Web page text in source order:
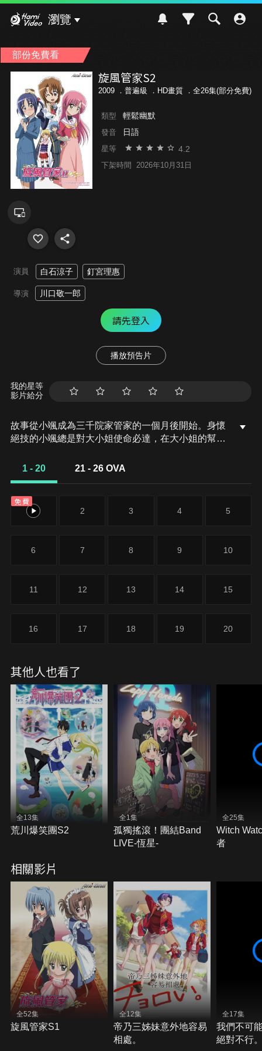
瀏覽
部份免費看
旋風管家S2
2009 ． 普遍級 ．HD畫質 ．全26集(部分免費)
類型 輕鬆幽默
發音 日語
星等 4.2
下架時間 2026年10月31日
演員 白石涼子 釘宮理惠
導演 川口敬一郎
請先登入
播放預告片
我的星等
影片給分
故事從小颯成為三千院家管家的一個月後開始。身懷
絕技的小颯總是對大小姐使命必達，在大小姐的幫忙
關係而認識了許多行為怪異的同學，而另一方面也因
1 - 20 21 - 26 OVA
免費
1 2 3 4 5
6 7 8 9 10
11 12 13 14 15
16 17 18 19 20
其他人也看了
全13集
荒川爆笑團S2
全1集
孤獨搖滾！團結Band
LIVE-恆星-
全25集
Witch
者
相關影片
全52集
旋風管家S1
全12集
帝乃三姊妹意外地容易
相處。
全17集
我們不可
絕對不行